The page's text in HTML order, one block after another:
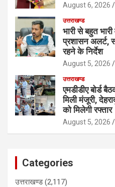
August 6, 2026
उत्तराखण्ड
भारी से बहुत
प्रशासन अलर्ट,
रहने के निर्देश
August 5, 2026
उत्तराखण्ड
एमडीडीए बोर्ड
मिली मंजूरी,
को मिलेगी रफ्तार
August 5, 2026
Categories
उत्तराखण्ड(2,117)